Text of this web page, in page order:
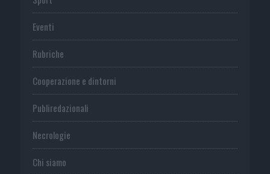
Eventi
Rubriche
Cooperazione e dintorni
Publiredazionali
Necrologie
Chi siamo